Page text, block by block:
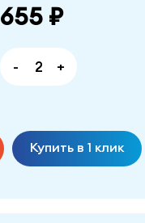
655 ₽
- +
Купить в 1 клик